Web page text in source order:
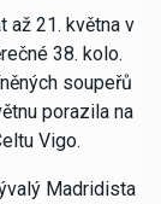
až 21. května v
38. kolo.
soupeřů
porazila na
Vigo.
Madridista